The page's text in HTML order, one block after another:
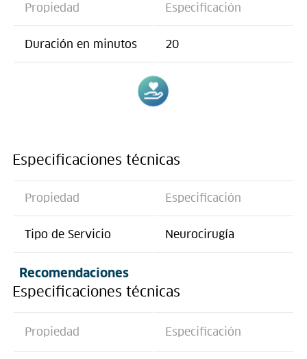
Propiedad Especificación
Duración en minutos 20
Especificaciones técnicas
Propiedad Especificación
Tipo de Servicio Neurocirugía
Recomendaciones
Especificaciones técnicas
Propiedad Especificación